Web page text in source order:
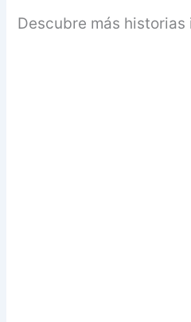
Descubre más historias